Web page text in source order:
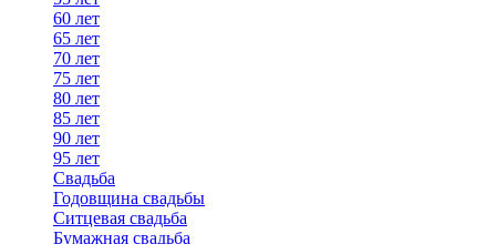
60 лет
65 лет
70 лет
75 лет
80 лет
85 лет
90 лет
95 лет
Свадьба
Годовщина свадьбы
Ситцевая свадьба
Бумажная свадьба